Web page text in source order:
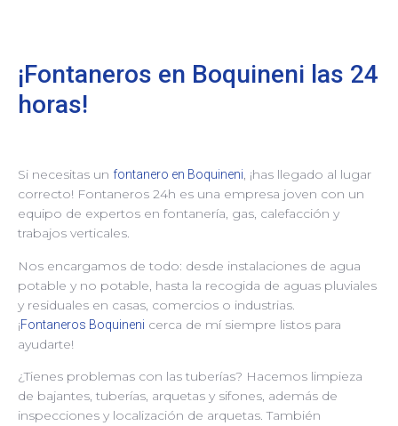
¡Fontaneros en Boquineni las 24
horas!
Si necesitas un fontanero en Boquineni, ¡has llegado al lugar
correcto! Fontaneros 24h es una empresa joven con un
equipo de expertos en fontanería, gas, calefacción y
trabajos verticales.
Nos encargamos de todo: desde instalaciones de agua
potable y no potable, hasta la recogida de aguas pluviales
y residuales en casas, comercios o industrias.
¡Fontaneros Boquineni cerca de mí siempre listos para
ayudarte!
¿Tienes problemas con las tuberías? Hacemos limpieza
de bajantes, tuberías, arquetas y sifones, además de
inspecciones y localización de arquetas. También